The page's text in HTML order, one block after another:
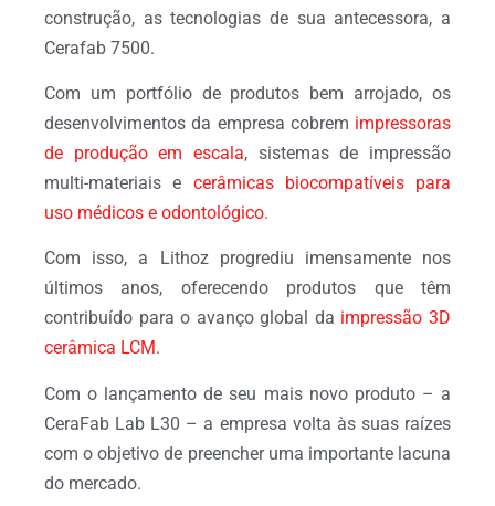
construção, as tecnologias de sua antecessora, a
Cerafab 7500.
Com um portfólio de produtos bem arrojado, os
desenvolvimentos da empresa cobrem impressoras
de produção em escala, sistemas de impressão
multi-materiais e cerâmicas biocompatíveis para
uso médicos e odontológico.
Com isso, a Lithozprogrediu imensamente nos
últimos anos, oferecendo produtos que têm
contribuído para o avanço global da impressão 3D
cerâmica LCM.
Com o lançamento de seu mais novo produto – a
CeraFab Lab L30 – a empresa volta às suas raízes
com o objetivo de preencher uma importante lacuna
do mercado.